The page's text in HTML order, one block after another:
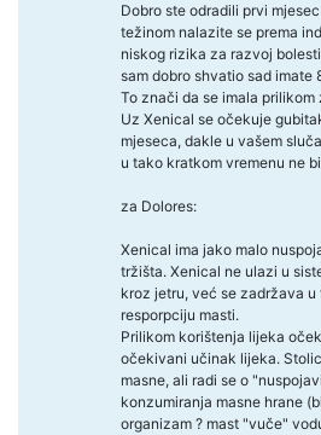
Dobro ste odradili prvi
težinom nalazite se prema
niskog rizika za razvoj
sam dobro shvatio sad imate
To znači da se imala
Uz Xenical se očekuje
mjeseca, dakle u vašem
u tako kratkom vremenu ne
za Dolores:
Xenical ima jako malo
tržišta. Xenical ne ulazi u
kroz jetru, već se zadržava
resporpciju masti.
Prilikom korištenja lijeka
očekivani učinak lijeka.
masne, ali radi se o
konzumiranja masne hrane
organizam ? mast "vuče"